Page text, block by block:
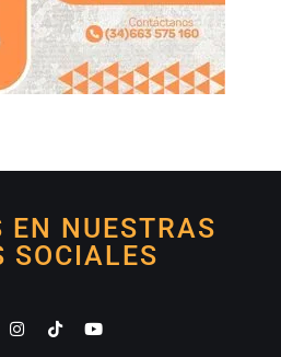
EN NUESTRAS
SOCIALES